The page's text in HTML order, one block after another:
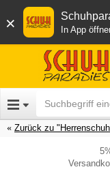
× In App
Zurück zu